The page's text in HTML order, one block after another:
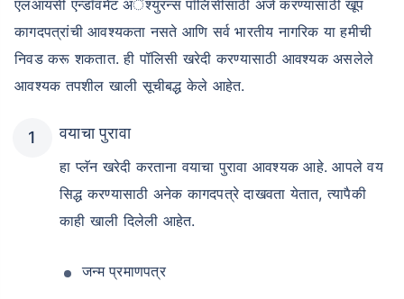
एलआयसी एन्डॉवमेंट अॅश्युरन्स पॉलिसीसाठी अर्ज करण्यासाठी खूप
कागदपत्रांची आवश्यकता नसते आणि सर्व भारतीय नागरिक या हमीची
निवड करू शकतात. ही पॉलिसी खरेदी करण्यासाठी आवश्यक असलेले
आवश्यक तपशील खाली सूचीबद्ध केले आहेत.
वयाचा पुरावा
हा प्लॅन खरेदी करताना वयाचा पुरावा आवश्यक आहे. आपले वय
सिद्ध करण्यासाठी अनेक कागदपत्रे दाखवता येतात, त्यापैकी
काही खाली दिलेली आहेत.
जन्म प्रमाणपत्र